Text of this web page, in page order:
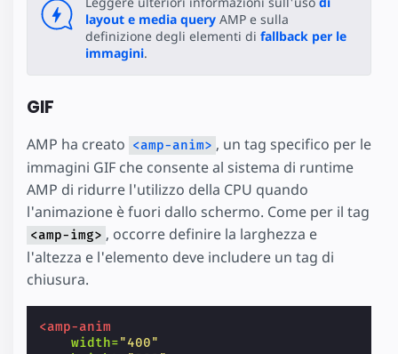
layout e media query AMP e sulla
definizione degli elementi di fallback per le
immagini.
GIF
AMP ha creato <amp-anim> , un tag specifico per le
immagini GIF che consente al sistema di runtime
AMP di ridurre l'utilizzo della CPU quando
l'animazione è fuori dallo schermo. Come per il tag
<amp-img> , occorre definire la larghezza e
l'altezza e l'elemento deve includere un tag di
chiusura.
<amp-anim
width="400"